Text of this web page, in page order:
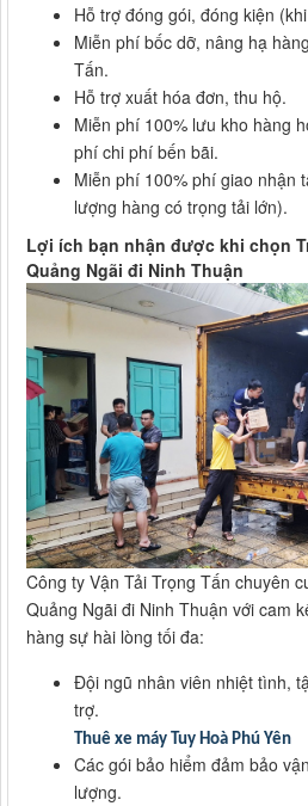
Hỗ trợ đóng gói, đóng kiện
Miễn phí bốc dỡ, nâng hạ
Tấn.
Hỗ trợ xuất hóa đơn, thu hộ.
Miễn phí 100% lưu kho hàng
phí chi phí bến bãi.
Miễn phí 100% phí giao nhận
lượng hàng có trọng tải lớn).
Lợi ích bạn nhận được khi chọn
Quảng Ngãi đi Ninh Thuận
Công ty Vận Tải Trọng Tấn chuyên
Quảng Ngãi đi Ninh Thuận với cam
hàng sự hài lòng tối đa:
Đội ngũ nhân viên nhiệt tình,
trợ.
Thuê xe máy Tuy Hoà Phú Yên
Các gói bảo hiểm đảm bảo
lượng.